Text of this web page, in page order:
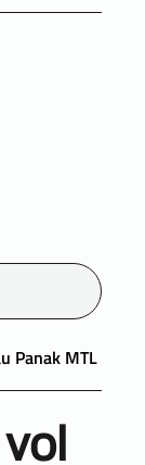
Panak MTL